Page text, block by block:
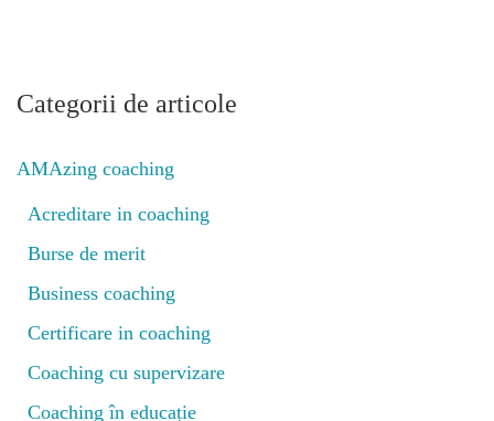
Categorii de articole
AMAzing coaching
Acreditare in coaching
Burse de merit
Business coaching
Certificare in coaching
Coaching cu supervizare
Coaching în educație